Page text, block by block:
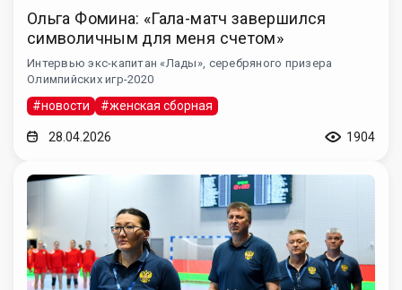
Ольга Фомина: «Гала-матч завершился
символичным для меня счетом»
Интервью экс-капитан «Лады», серебряного призера
Олимпийских игр-2020
#новости #женская сборная
28.04.2026 1904